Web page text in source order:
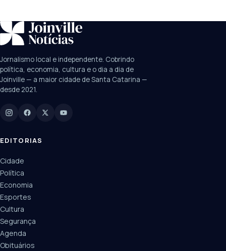
SUGESTÕES: JEC
Câmara
UPA Sul
Manchetes, colunistas e editorias do JN
Jornalismo local e independente. Cobrindo
política, economia, cultura e o dia a dia de
Joinville — a maior cidade de Santa Catarina —
desde 2021.
EDITORIAS
Cidade
Política
Economia
Esportes
Cultura
Segurança
Agenda
Obituários